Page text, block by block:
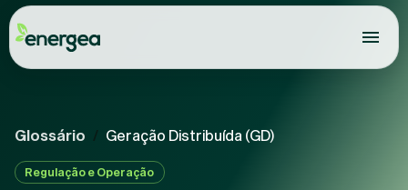
Glossário Geração Distribuída (GD)
Regulação e Operação